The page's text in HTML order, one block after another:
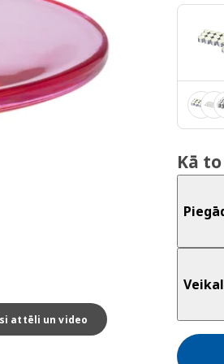
attēli un video
Kā